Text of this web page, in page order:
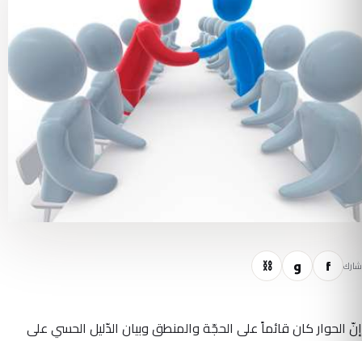
شارك f و ⛓
إنّ الحوار كان قائماً على الحجّة والمنطق وبيان الدّليل الحسي على